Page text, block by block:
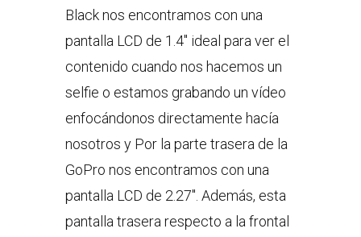
Black nos encontramos con una
pantalla LCD de 1.4″ ideal para ver el
contenido cuando nos hacemos un
selfie o estamos grabando un vídeo
enfocándonos directamente hacía
nosotros y Por la parte trasera de la
GoPro nos encontramos con una
pantalla LCD de 2.27″. Además, esta
pantalla trasera respecto a la frontal